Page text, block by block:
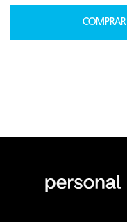
COMPRAR